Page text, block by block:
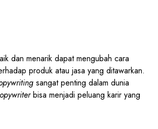
dan menarik dapat mengubah cara
produk atau jasa yang ditawarkan.
sangat penting dalam dunia
bisa menjadi peluang karir yang